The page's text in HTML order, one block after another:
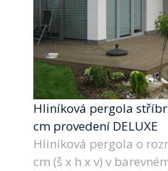
Hliníková pergola
cm provedení DELUXE
Hliníková pergola o
cm (š x h x v) v